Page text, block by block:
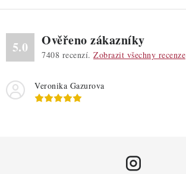
5.0 Ověřeno zákazníky
7408 recenzí. Zobrazit všechny recenze
Veronika Gazurova